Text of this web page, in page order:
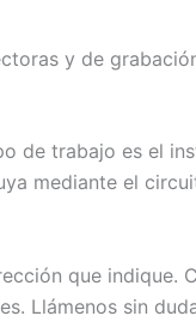
y de
de trabajo es el
mediante el
que indique.
Llámenos sin